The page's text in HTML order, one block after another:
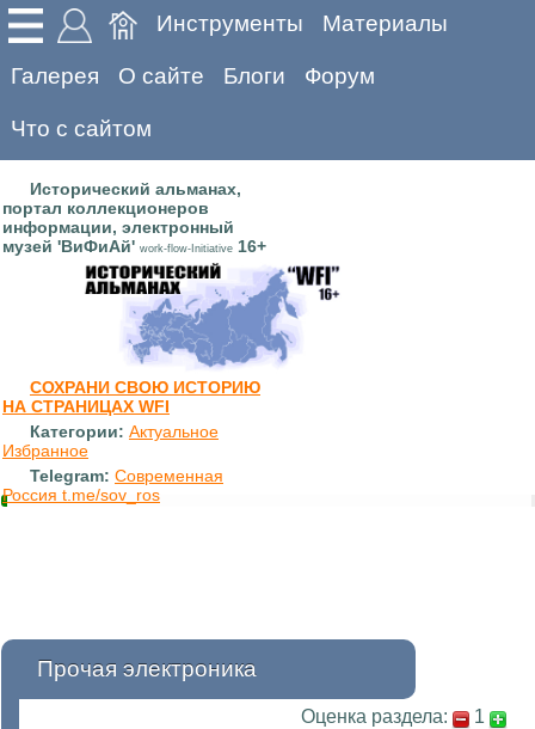
Инструменты Материалы
Галерея О сайте Блоги Форум
Что с сайтом
Исторический альманах,
портал коллекционеров
информации, электронный
музей 'ВиФиАй' work-flow-Initiative 16+
СОХРАНИ СВОЮ ИСТОРИЮ
НА СТРАНИЦАХ WFI
Категории: Актуальное
Избранное
Telegram: Современная
Россия t.me/sov_ros
Прочая электроника
Оценка раздела: 1